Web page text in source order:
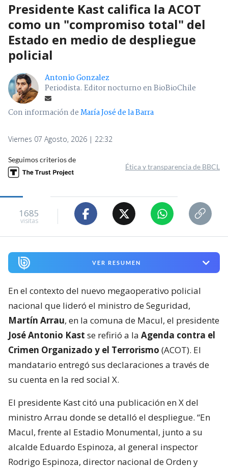
Presidente Kast califica la ACOT
como un "compromiso total" del
Estado en medio de despliegue
policial
Antonio Gonzalez
Periodista. Editor nocturno en BioBioChile
Con información deMaría José de la Barra
Viernes 07 Agosto, 2026 | 22:32
Seguimos criterios de
Ética y transparencia de BBCL
1685
visitas
VER RESUMEN
En el contexto del nuevo megaoperativo policial
nacional que lideró el ministro de Seguridad,
Martín Arrau, en la comuna de Macul, el presidente
José Antonio Kast se refirió a la Agenda contra el
Crimen Organizado y el Terrorismo (ACOT). El
mandatario entregó sus declaraciones a través de
su cuenta en la red social X.
El presidente Kast citó una publicación en X del
ministro Arrau donde se detalló el despliegue. “En
Macul, frente al Estadio Monumental, junto a su
alcalde Eduardo Espinoza, al general inspector
Rodrigo Espinoza, director nacional de Orden y